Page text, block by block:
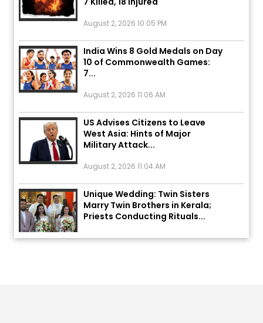
India Wins 8 Gold Medals on Day
10 of Commonwealth Games:
7...
US Advises Citizens to Leave
West Asia: Hints of Major
Military Attack...
Unique Wedding: Twin Sisters
Marry Twin Brothers in Kerala;
Priests Conducting Rituals...